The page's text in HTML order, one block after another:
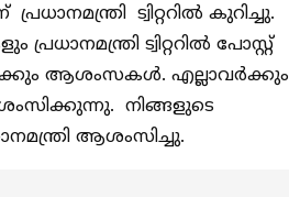
ട്വിറ്ററില്‍ കുറിച്ചു.
ട്വിറ്ററില്‍ പോസ്റ്റ്
ആശംസകള്‍. എല്ലാവർക്കും
നിങ്ങളുടെ
ആശംസിച്ചു.